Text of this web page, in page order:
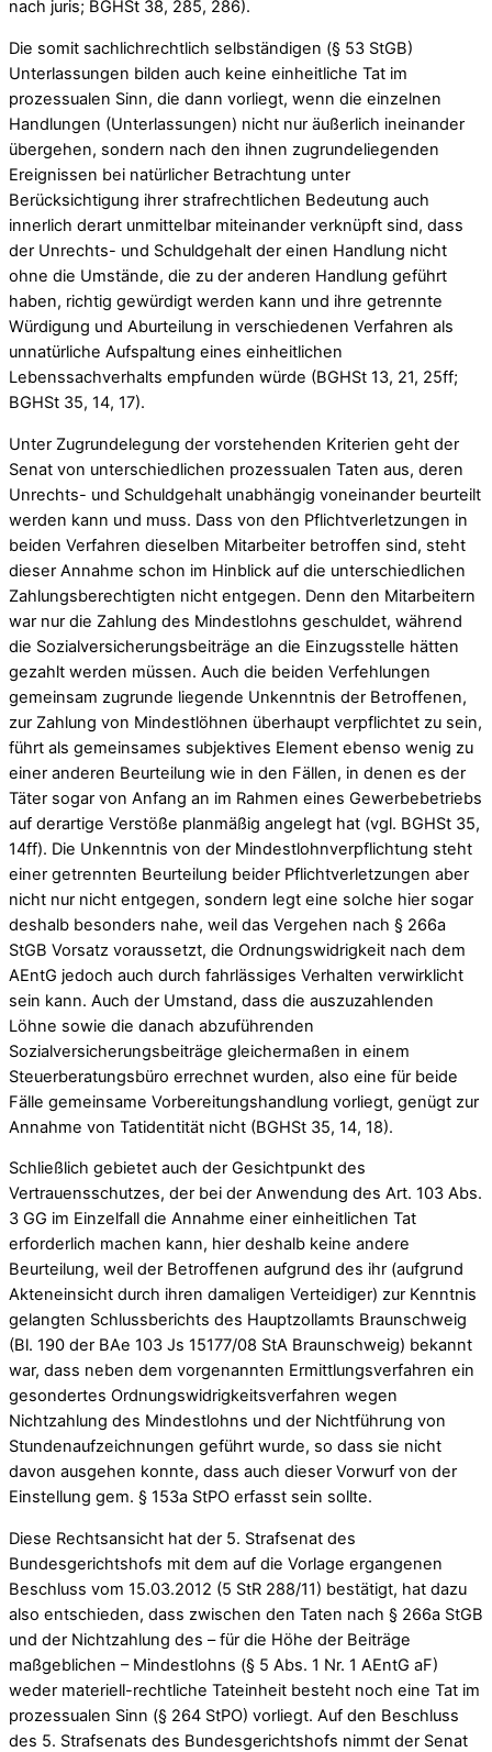
nach juris; BGHSt 38, 285, 286).
Die somit sachlichrechtlich selbständigen (§ 53 StGB)
Unterlassungen bilden auch keine einheitliche Tat im
prozessualen Sinn, die dann vorliegt, wenn die einzelnen
Handlungen (Unterlassungen) nicht nur äußerlich ineinander
übergehen, sondern nach den ihnen zugrundeliegenden
Ereignissen bei natürlicher Betrachtung unter
Berücksichtigung ihrer strafrechtlichen Bedeutung auch
innerlich derart unmittelbar miteinander verknüpft sind, dass
der Unrechts- und Schuldgehalt der einen Handlung nicht
ohne die Umstände, die zu der anderen Handlung geführt
haben, richtig gewürdigt werden kann und ihre getrennte
Würdigung und Aburteilung in verschiedenen Verfahren als
unnatürliche Aufspaltung eines einheitlichen
Lebenssachverhalts empfunden würde (BGHSt 13, 21, 25ff;
BGHSt 35, 14, 17).
Unter Zugrundelegung der vorstehenden Kriterien geht der
Senat von unterschiedlichen prozessualen Taten aus, deren
Unrechts- und Schuldgehalt unabhängig voneinander beurteilt
werden kann und muss. Dass von den Pflichtverletzungen in
beiden Verfahren dieselben Mitarbeiter betroffen sind, steht
dieser Annahme schon im Hinblick auf die unterschiedlichen
Zahlungsberechtigten nicht entgegen. Denn den Mitarbeitern
war nur die Zahlung des Mindestlohns geschuldet, während
die Sozialversicherungsbeiträge an die Einzugsstelle hätten
gezahlt werden müssen. Auch die beiden Verfehlungen
gemeinsam zugrunde liegende Unkenntnis der Betroffenen,
zur Zahlung von Mindestlöhnen überhaupt verpflichtet zu sein,
führt als gemeinsames subjektives Element ebenso wenig zu
einer anderen Beurteilung wie in den Fällen, in denen es der
Täter sogar von Anfang an im Rahmen eines Gewerbebetriebs
auf derartige Verstöße planmäßig angelegt hat (vgl. BGHSt 35,
14ff). Die Unkenntnis von der Mindestlohnverpflichtung steht
einer getrennten Beurteilung beider Pflichtverletzungen aber
nicht nur nicht entgegen, sondern legt eine solche hier sogar
deshalb besonders nahe, weil das Vergehen nach § 266a
StGB Vorsatz voraussetzt, die Ordnungswidrigkeit nach dem
AEntG jedoch auch durch fahrlässiges Verhalten verwirklicht
sein kann. Auch der Umstand, dass die auszuzahlenden
Löhne sowie die danach abzuführenden
Sozialversicherungsbeiträge gleichermaßen in einem
Steuerberatungsbüro errechnet wurden, also eine für beide
Fälle gemeinsame Vorbereitungshandlung vorliegt, genügt zur
Annahme von Tatidentität nicht (BGHSt 35, 14, 18).
Schließlich gebietet auch der Gesichtpunkt des
Vertrauensschutzes, der bei der Anwendung des Art. 103 Abs.
3 GG im Einzelfall die Annahme einer einheitlichen Tat
erforderlich machen kann, hier deshalb keine andere
Beurteilung, weil der Betroffenen aufgrund des ihr (aufgrund
Akteneinsicht durch ihren damaligen Verteidiger) zur Kenntnis
gelangten Schlussberichts des Hauptzollamts Braunschweig
(Bl. 190 der BAe 103 Js 15177/08 StA Braunschweig) bekannt
war, dass neben dem vorgenannten Ermittlungsverfahren ein
gesondertes Ordnungswidrigkeitsverfahren wegen
Nichtzahlung des Mindestlohns und der Nichtführung von
Stundenaufzeichnungen geführt wurde, so dass sie nicht
davon ausgehen konnte, dass auch dieser Vorwurf von der
Einstellung gem. § 153a StPO erfasst sein sollte.
Diese Rechtsansicht hat der 5. Strafsenat des
Bundesgerichtshofs mit dem auf die Vorlage ergangenen
Beschluss vom 15.03.2012 (5 StR 288/11) bestätigt, hat dazu
also entschieden, dass zwischen den Taten nach § 266a StGB
und der Nichtzahlung des – für die Höhe der Beiträge
maßgeblichen – Mindestlohns (§ 5 Abs. 1 Nr. 1 AEntG aF)
weder materiell-rechtliche Tateinheit besteht noch eine Tat im
prozessualen Sinn (§ 264 StPO) vorliegt. Auf den Beschluss
des 5. Strafsenats des Bundesgerichtshofs nimmt der Senat